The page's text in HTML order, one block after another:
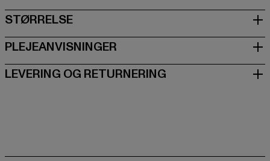
STØRRELSE
PLEJEANVISNINGER
LEVERING OG RETURNERING